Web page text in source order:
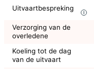
Uitvaartbespreking
Verzorging van de
overledene
Koeling tot de dag
van de uitvaart